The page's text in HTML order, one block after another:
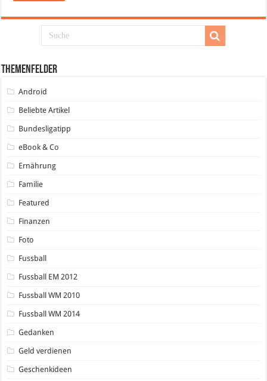
Themenfelder
Android
Beliebte Artikel
Bundesligatipp
eBook & Co
Ernährung
Familie
Featured
Finanzen
Foto
Fussball
Fussball EM 2012
Fussball WM 2010
Fussball WM 2014
Gedanken
Geld verdienen
Geschenkideen